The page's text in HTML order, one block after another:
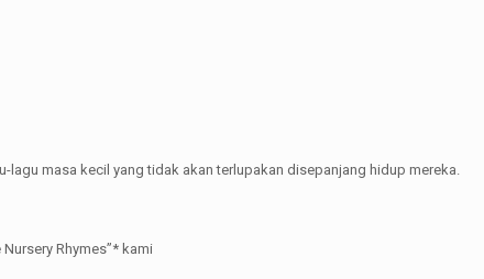
lagu masa kecil yang tidak akan terlupakan disepanjang hidup mereka.
Rhymes”* kami